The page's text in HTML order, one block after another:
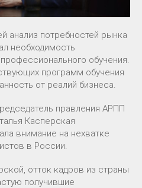
анализ потребностей рынка
необходимость
обучения.
программ обучения
от реалий бизнеса.
правления АРПП
Касперская
внимание на нехватке
в России.
отток кадров из страны
получившие